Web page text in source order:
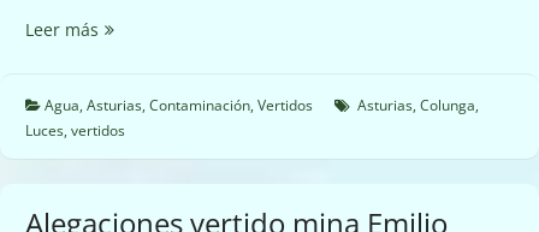
Leer más Vertido
depuradoras
en
Luces
Agua, Asturias, Contaminación, Vertidos Asturias, Colunga,
Luces, vertidos
Alegaciones vertido mina Emilio